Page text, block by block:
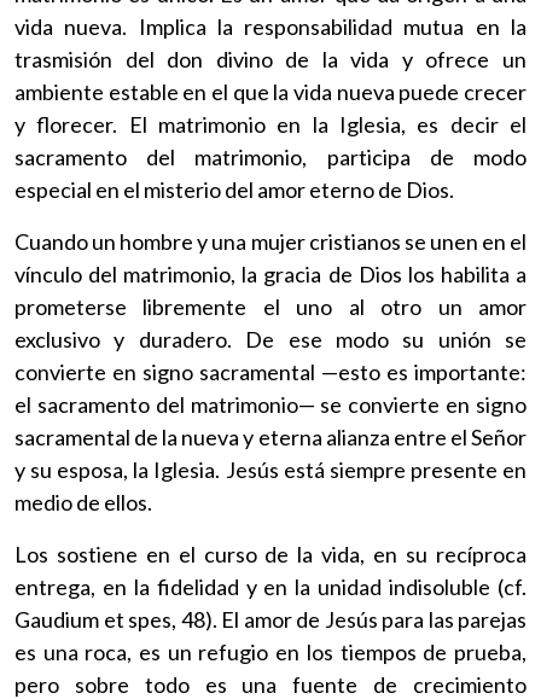
vida nueva. Implica la responsabilidad mutua en la
trasmisión del don divino de la vida y ofrece un
ambiente estable en el que la vida nueva puede crecer
y florecer. El matrimonio en la Iglesia, es decir el
sacramento del matrimonio, participa de modo
especial en el misterio del amor eterno de Dios.
Cuando un hombre y una mujer cristianos se unen en el
vínculo del matrimonio, la gracia de Dios los habilita a
prometerse libremente el uno al otro un amor
exclusivo y duradero. De ese modo su unión se
convierte en signo sacramental —esto es importante:
el sacramento del matrimonio— se convierte en signo
sacramental de la nueva y eterna alianza entre el Señor
y su esposa, la Iglesia. Jesús está siempre presente en
medio de ellos.
Los sostiene en el curso de la vida, en su recíproca
entrega, en la fidelidad y en la unidad indisoluble (cf.
Gaudium et spes, 48). El amor de Jesús para las parejas
es una roca, es un refugio en los tiempos de prueba,
pero sobre todo es una fuente de crecimiento